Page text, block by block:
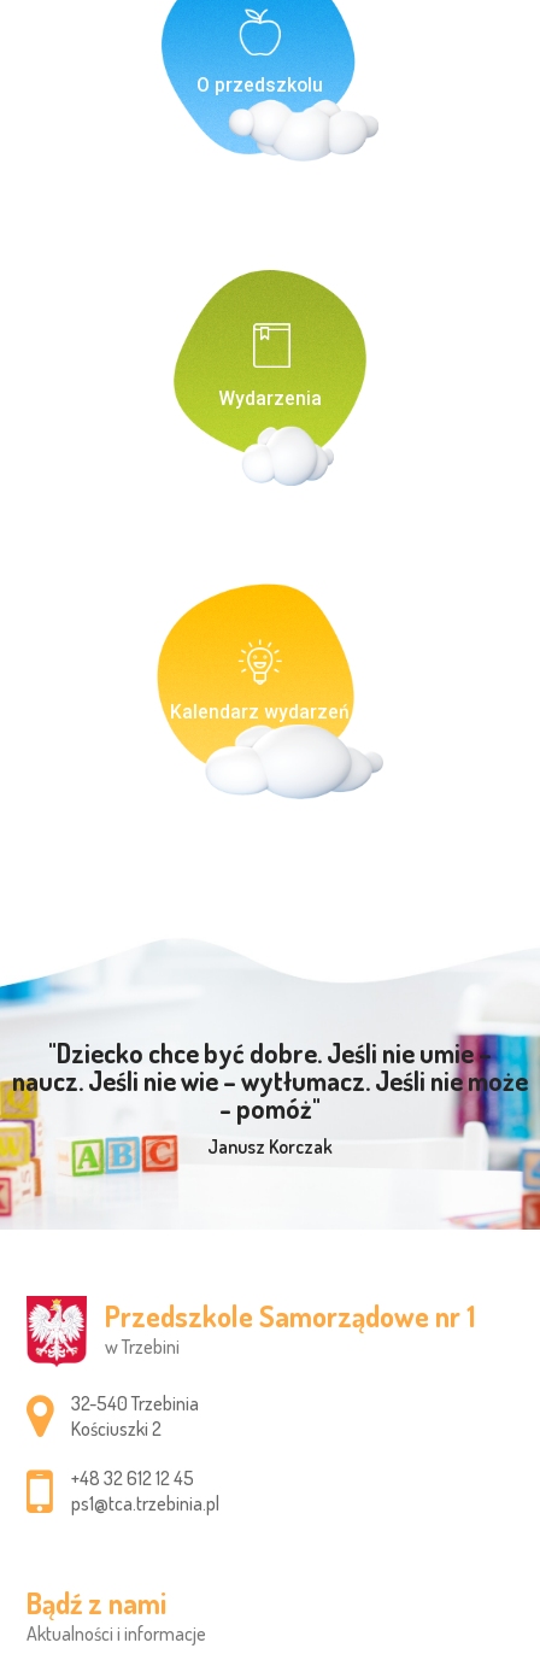
O przedszkolu
Wydarzenia
Kalendarz wydarzeń
"Dziecko chce być dobre. Jeśli nie umie –
naucz. Jeśli nie wie – wytłumacz. Jeśli nie może
- pomóż"
Janusz Korczak
Przedszkole Samorządowe nr 1
w Trzebini
Adres pocztowy:
32-540 Trzebinia
Kościuszki 2
+48 32 612 12 45
ps1@tca.trzebinia.pl
Bądź z nami
Aktualności i informacje